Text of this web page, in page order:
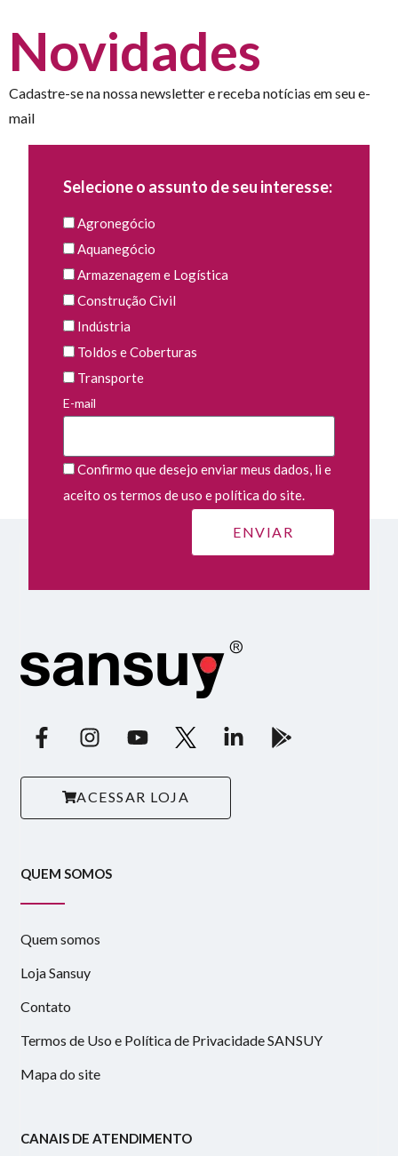
Novidades
Cadastre-se na nossa newsletter e receba notícias em seu e-
mail
Selecione o assunto de seu interesse:
Agronegócio
Aquanegócio
Armazenagem e Logística
Construção Civil
Indústria
Toldos e Coberturas
Transporte
E-mail
Confirmo que desejo enviar meus dados, li e
aceito os termos de uso e política do site.
ACESSAR LOJA
QUEM SOMOS
Quem somos
Loja Sansuy
Contato
Termos de Uso e Política de Privacidade SANSUY
Mapa do site
CANAIS DE ATENDIMENTO